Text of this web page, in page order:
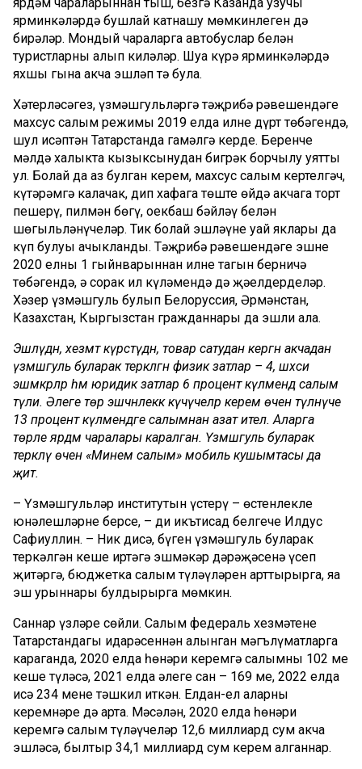
ярминкәләрдә бушлай катнашу мөмкинлеген дә
бирәләр. Мондый чараларга автобуслар белән
туристларны алып киләләр. Шуңа күрә ярминкәләрдә
яхшы гына акча эшләп тә була.
Хәтерләсәгез, үзмәшгульләргә тәҗрибә рәвешендәге
махсус салым режимы 2019 елда илнең дүрт төбәгендә,
шул исәптән Татарстанда гамәлгә керде. Беренче
мәлдә халыкта кызыксынудан бигрәк борчылу уятты
ул. Болай да аз булган керем, махсус салым кертелгәч,
күтәрәмгә калачак, дип хафага төште өйдә акчага торт
пешерү, пилмән бөгү, оекбаш бәйләү белән
шөгыльләнүчеләр. Тик болай эшләүнең уңай яклары да
күп булуы ачыкланды. Тәҗрибә рәвешендәге эшне
2020 елның 1 гыйнварыннан илнең тагын берничә
төбәгендә, ә соңрак ил күләмендә дә җәелдерделәр.
Хәзер үзмәшгуль булып Белоруссия, Әрмәнстан,
Казахстан, Кыргызстан гражданнары да эшли ала.
Эшләүдән, хезмәт күрсәтүдән, товар сатудан кергән акчадан
үзмәшгуль буларак теркәлгән физик затлар – 4, шәхси
эшмәкәрләр һәм юридик затлар 6 процент күләмендә салым
түли. Әлеге төр эшчәнлеккә күчүчеләр керем өчен түләнүче
13 процент күләмендәге салымнан азат ителә. Аларга
төрле ярдәм чаралары каралган. Үзмәшгуль буларак
теркәлү өчен «Минем салым» мобиль кушымтасы да
җитә.
– Үзмәшгульләр институтын үстерү – өстенлекле
юнәлешләрнең берсе, – ди икътисад белгече Илдус
Сафиуллин. – Ник дисәң, бүген үзмәшгуль буларак
теркәлгән кеше иртәгә эшмәкәр дәрәҗәсенә үсеп
җитәргә, бюджетка салым түләүләрен арттырырга, яңа
эш урыннары булдырырга мөмкин.
Саннар үзләре сөйли. Салым федераль хезмәтенең
Татарстандагы идарәсеннән алынган мәгълүматларга
караганда, 2020 елда һөнәри керемгә салымны 102 мең
кеше түләсә, 2021 елда әлеге сан – 169 мең, 2022 елда
исә 234 меңне тәшкил иткән. Елдан-ел аларның
керемнәре дә арта. Мәсәлән, 2020 елда һөнәри
керемгә салым түләүчеләр 12,6 миллиард сум акча
эшләсә, былтыр 34,1 миллиард сум керем алганнар.